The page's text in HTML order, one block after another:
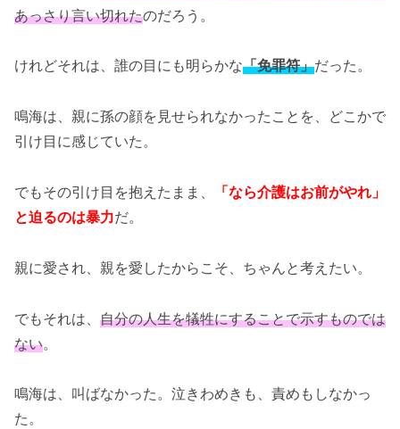
あっさり言い切れたのだろう。
けれどそれは、誰の目にも明らかな「免罪符」だった。
鳴海は、親に孫の顔を見せられなかったことを、どこかで
引け目に感じていた。
でもその引け目を抱えたまま、
「なら介護はお前がやれ」
と迫るのは暴力だ。
親に愛され、親を愛したからこそ、ちゃんと考えたい。
でもそれは、 自分の人生を犠牲にすることで示すものでは
ない。
鳴海は、叫ばなかった。泣きわめきも、責めもしなかっ
た。